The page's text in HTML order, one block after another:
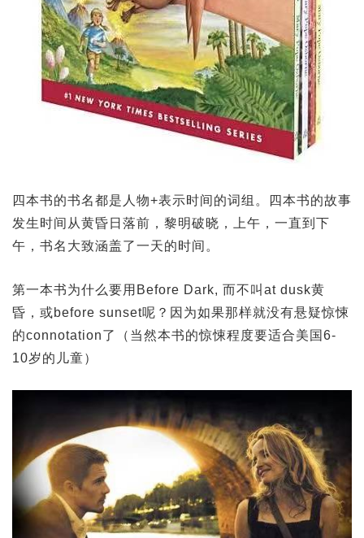
四本书的书名都是人物+表示时间的词组。四本书的故事
发生时间从黄昏日落前，黎明破晓，上午，一直到下
午，书名大致涵盖了一天的时间。
第一本书为什么要用Before Dark, 而不叫at dusk黄
昏，或before sunset呢？因为如果那样就没有悬疑惊悚
的connotation了（当然本书的惊悚程度要适合美国6-
10岁的儿童）